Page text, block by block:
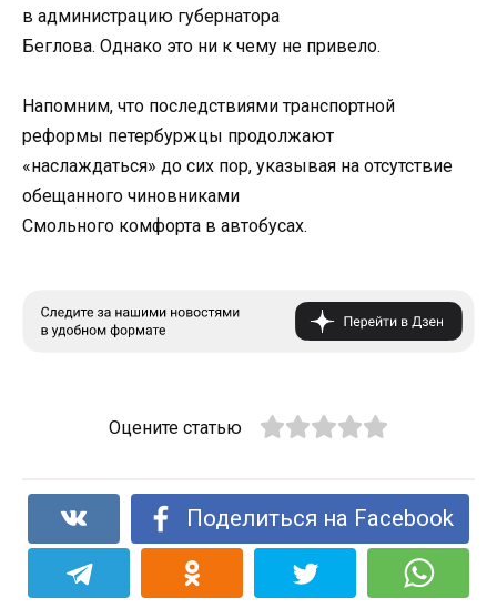
в администрацию губернатора
Беглова. Однако это ни к чему не привело.
Напомним, что последствиями транспортной
реформы петербуржцы продолжают
«наслаждаться» до сих пор, указывая на отсутствие
обещанного чиновниками
Смольного комфорта в автобусах.
Оцените статью
Поделиться на Facebook